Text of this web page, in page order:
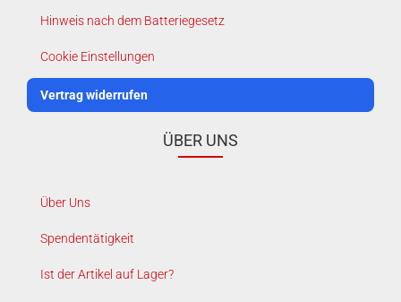
Hinweis nach dem Batteriegesetz
Cookie Einstellungen
Vertrag widerrufen
ÜBER UNS
Über Uns
Spendentätigkeit
Ist der Artikel auf Lager?